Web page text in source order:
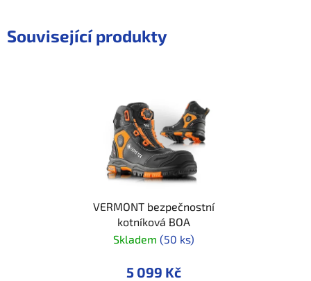
Související produkty
VERMONT bezpečnostní
kotníková BOA
Skladem (50 ks)
5 099 Kč